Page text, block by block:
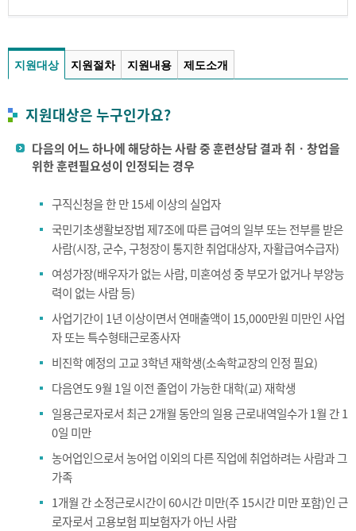
지원대상
지원대상은 누구인가요?
다음의 어느 하나에 해당하는 사람 중 훈련상담 결과 취ㆍ창업을
위한 훈련필요성이 인정되는 경우
구직신청을 한 만 15세 이상의 실업자
국민기초생활보장법 제7조에 따른 급여의 일부 또는 전부를 받은
사람(시장, 군수, 구청장이 통지한 취업대상자, 자활급여수급자)
여성가장(배우자가 없는 사람, 미혼여성 중 부모가 없거나 부양능
력이 없는 사람 등)
사업기간이 1년 이상이면서 연매출액이 15,000만원 미만인 사업
자 또는 특수형태근로종사자
비진학 예정의 고교 3학년 재학생(소속학교장의 인정 필요)
다음연도 9월 1일 이전 졸업이 가능한 대학(교) 재학생
일용근로자로서 최근 2개월 동안의 일용 근로내역일수가 1월 간 1
0일 미만
농어업인으로서 농어업 이외의 다른 직업에 취업하려는 사람과 그
가족
1개월 간 소정근로시간이 60시간 미만(주 15시간 미만 포함)인 근
로자로서 고용보험 피보험자가 아닌 사람
지원절차 지원내용 제도소개